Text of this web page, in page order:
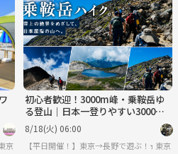
京
初心者歓迎！3000m峰・乗鞍岳ゆ
る登山｜日本一登りやすい3000m
級へ！（長野駅から車で4名まで乗
り合わせOK！）
8/18(火) 06:00
【平日開催！】東京→長野で遊ぶ！★ノ
東京